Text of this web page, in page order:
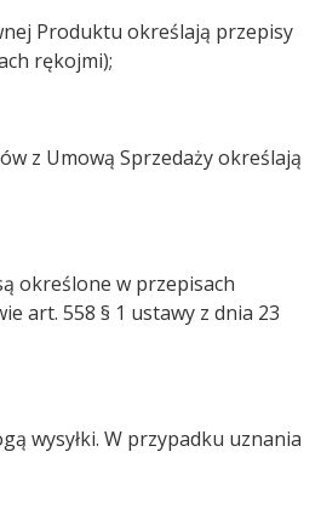
Produktu określają przepisy
rękojmi);
z Umową Sprzedaży określają
określone w przepisach
art. 558 § 1 ustawy z dnia 23
wysyłki. W przypadku uznania